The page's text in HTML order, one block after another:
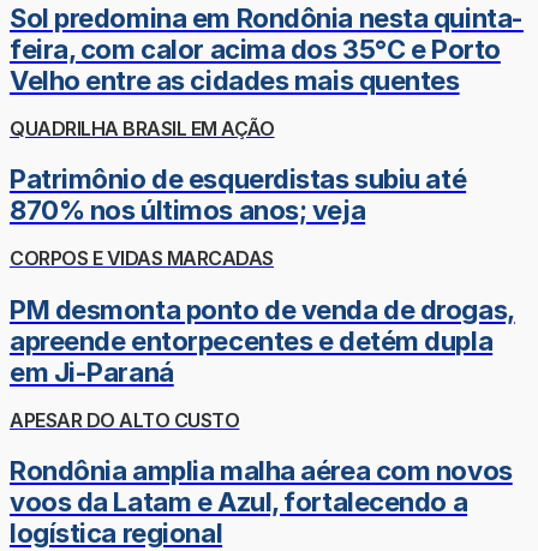
Sol predomina em Rondônia nesta quinta-
feira, com calor acima dos 35°C e Porto
Velho entre as cidades mais quentes
QUADRILHA BRASIL EM AÇÃO
Patrimônio de esquerdistas subiu até
870% nos últimos anos; veja
CORPOS E VIDAS MARCADAS
PM desmonta ponto de venda de drogas,
apreende entorpecentes e detém dupla
em Ji-Paraná
APESAR DO ALTO CUSTO
Rondônia amplia malha aérea com novos
voos da Latam e Azul, fortalecendo a
logística regional